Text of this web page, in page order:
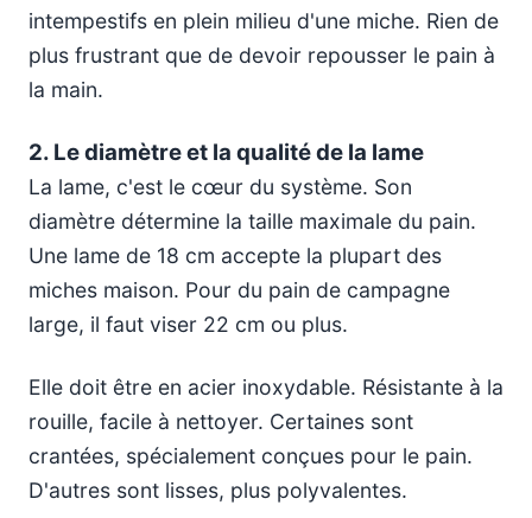
intempestifs en plein milieu d'une miche. Rien de
plus frustrant que de devoir repousser le pain à
la main.
2. Le diamètre et la qualité de la lame
La lame, c'est le cœur du système. Son
diamètre détermine la taille maximale du pain.
Une lame de 18 cm accepte la plupart des
miches maison. Pour du pain de campagne
large, il faut viser 22 cm ou plus.
Elle doit être en acier inoxydable. Résistante à la
rouille, facile à nettoyer. Certaines sont
crantées, spécialement conçues pour le pain.
D'autres sont lisses, plus polyvalentes.